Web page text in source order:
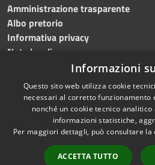
Amministrazione trasparente
Albo pretorio
Informativa privacy
Note legali
Dichiarazione di accessibilità
Accessibilità
Informazioni
Questo sito web utilizza cookie
necessari al corretto funzionamento
nonché un cookie tecnico
informazioni statistiche,
Per maggiori dettagli, può consultare la
ACCETTA TUTTO